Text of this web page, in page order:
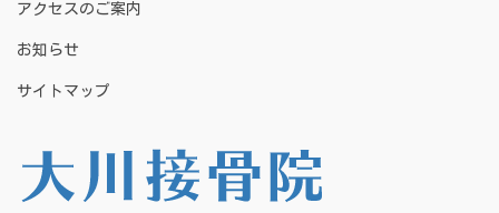
アクセスのご案内
お知らせ
サイトマップ